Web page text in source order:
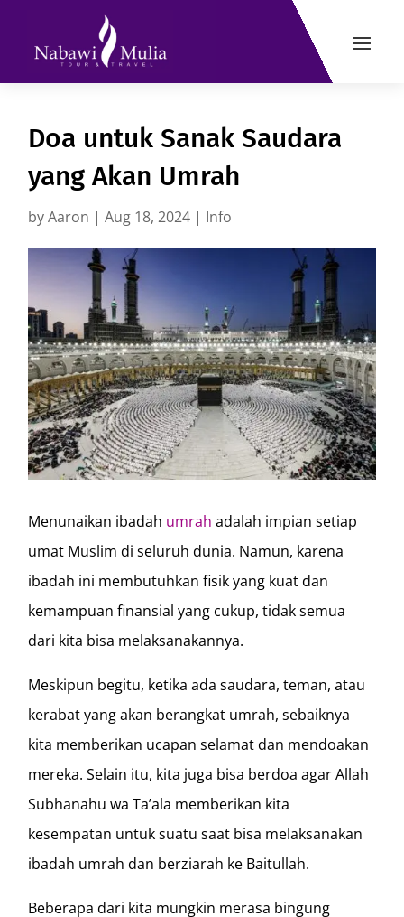
Doa untuk Sanak Saudara
yang Akan Umrah
byAaron |Aug 18, 2024 | Info
Menunaikan ibadah umrah adalah impian setiap
umat Muslim di seluruh dunia. Namun, karena
ibadah ini membutuhkan fisik yang kuat dan
kemampuan finansial yang cukup, tidak semua
dari kita bisa melaksanakannya.
Meskipun begitu, ketika ada saudara, teman, atau
kerabat yang akan berangkat umrah, sebaiknya
kita memberikan ucapan selamat dan mendoakan
mereka. Selain itu, kita juga bisa berdoa agar Allah
Subhanahu wa Ta’ala memberikan kita
kesempatan untuk suatu saat bisa melaksanakan
ibadah umrah dan berziarah ke Baitullah.
Beberapa dari kita mungkin merasa bingung